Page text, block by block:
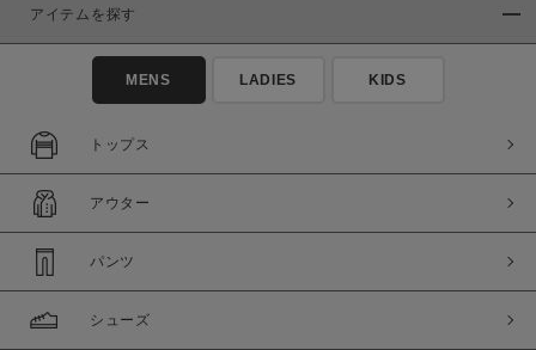
商品タイプ
通常商品
セール価格
在庫
在庫あり
アイテムを探す
MENS LADIES KIDS
トップス
アウター
パンツ
シューズ